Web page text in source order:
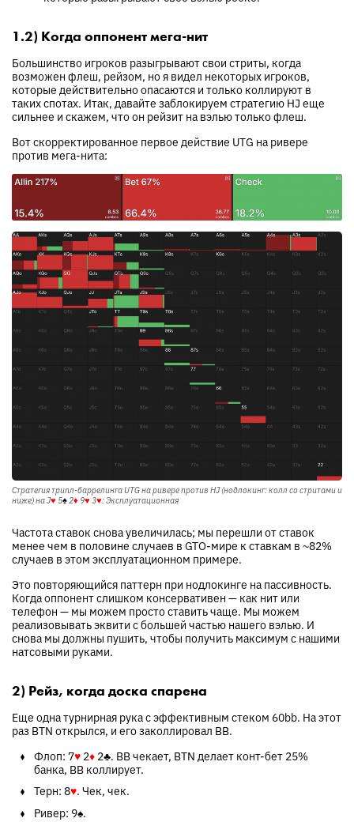
1.2) Когда оппонент мега-нит
Большинство игроков разыгрывают свои стриты, когда
возможен флеш, рейзом, но я видел некоторых игроков,
которые действительно опасаются и только коллируют в
таких спотах. Итак, давайте заблокируем стратегию HJ еще
сильнее и скажем, что он рейзит на вэлью только флеш.
Вот скорректированное первое действие UTG на ривере
против мега-нита:
Стратегия трипл-баррелинга UTG на ривере против HJ (нодлокинг: колл со стритами и
ниже) наJ♥ 5♠2♦ 9♥ 3♥: Эксплуатационная
Частота ставок снова увеличилась; мы перешли от ставок
менее чем в половине случаев в GTO-мире к ставкам в ~82%
случаев в этом эксплуатационном примере.
Это повторяющийся паттерн при нодлокинге на пассивность.
Когда оппонент слишком консервативен — как нит или
телефон — мы можем просто ставить чаще. Мы можем
реализовывать эквити с большей частью нашего вэлью. И
снова мы должны пушить, чтобы получить максимум с нашими
натсовыми руками.
2) Рейз, когда доска спарена
Еще одна турнирная рука с эффективным стеком 60bb. На этот
раз BTN открылся, и его заколлировал BB.
Флоп: 7♥ 2♦ 2♣. BB чекает, BTN делает конт-бет 25%
банка, BB коллирует.
Терн: 8♥. Чек, чек.
Ривер: 9♠.